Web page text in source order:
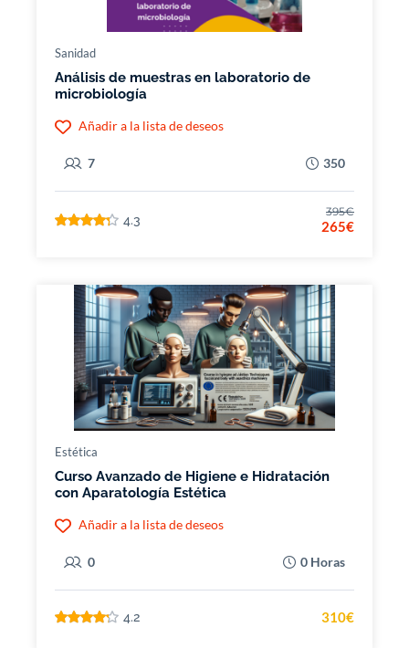
Sanidad
Análisis de muestras en laboratorio de
microbiología
Añadir a la lista de deseos
7 350
4.3
395€
265€
Estética
Curso Avanzado de Higiene e Hidratación
con Aparatología Estética
Añadir a la lista de deseos
0 0 Horas
4.2 310€